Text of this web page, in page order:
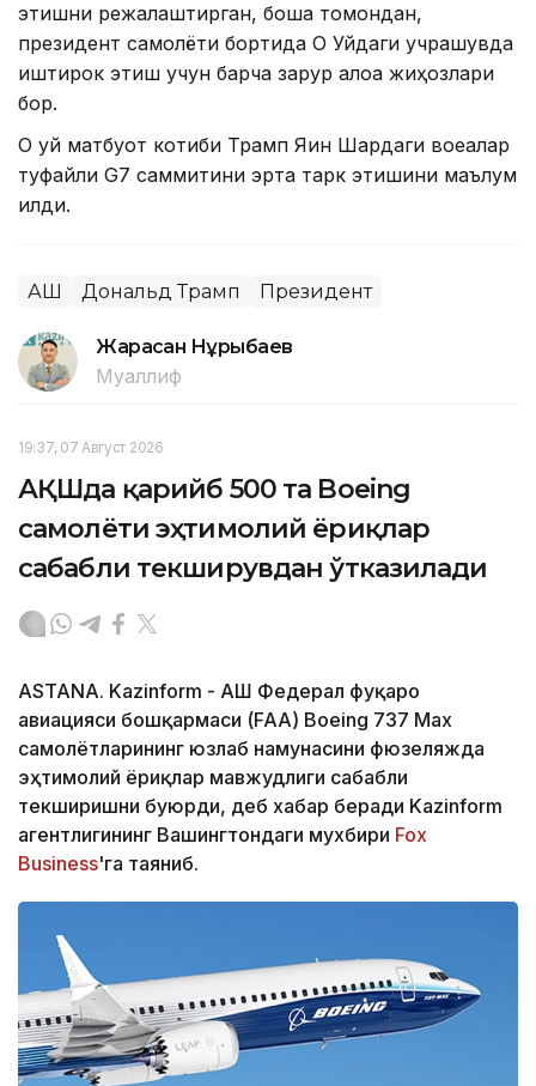
этишни режалаштирган, бошқа томондан,
президент самолёти бортида Оқ Уйдаги учрашувда
иштирок этиш учун барча зарур алоқа жиҳозлари
бор.
Оқ уй матбуот котиби Трамп Яқин Шарқдаги воқеалар
туфайли G7 саммитини эрта тарк этишини маълум
қилди.
АҚШ Дональд Трамп Президент
Жарасқан Нұрыбаев
Муаллиф
19:37, 07 Август 2026
АҚШда қарийб 500 та Boeing
самолёти эҳтимолий ёриқлар
сабабли текширувдан ўтказилади
ASTANA. Kazinform - АҚШ Федерал фуқаро
авиацияси бошқармаси (FAA) Boeing 737 Max
самолётларининг юзлаб намунасини фюзеляжда
эҳтимолий ёриқлар мавжудлиги сабабли
текширишни буюрди, деб хабар беради Kazinform
агентлигининг Вашингтондаги мухбири Fox
Business'га таяниб.